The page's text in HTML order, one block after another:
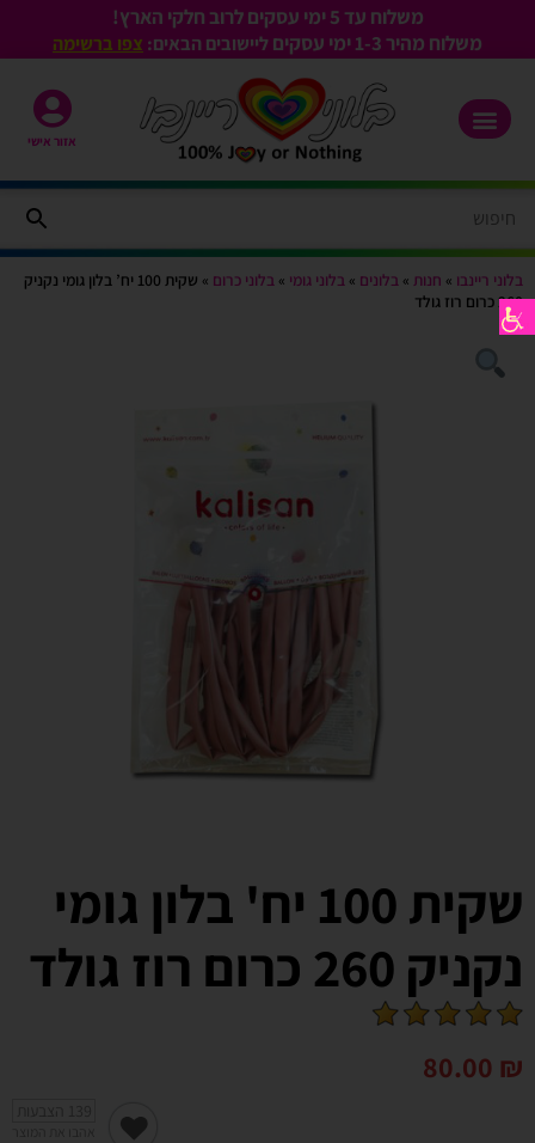
משלוח עד 5 ימי עסקים לרוב חלקי הארץ!
משלוח מהיר 1-3
ימי עסקים ליישובים הבאים: צפו ברשימה
אזור אישי
בלוני ריינבו » חנות » בלונים » בלוני גומי » בלוני כרום »
שקית 100 יח’ בלון גומי נקניק
260 כרום רוז גולד
שקית 100 יח' בלון גומי
נקניק 260 כרום רוז גולד
80.00 ₪